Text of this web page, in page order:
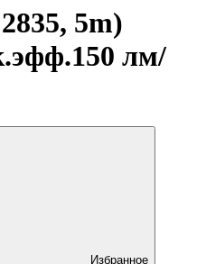
5m)
лм/
Избранное